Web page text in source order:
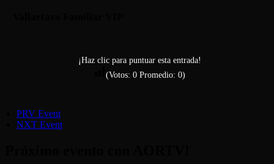
¡Haz clic para puntuar esta entrada!
(Votos: 0 Promedio: 0)
PRV Event
NXT Event